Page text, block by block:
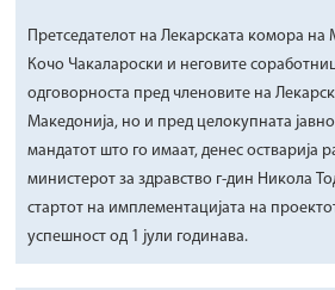
Претседателот на Лекарската комора
Кочо Чакалароски и неговите
одговорноста пред членовите на
Македонија, но и пред целокупната
мандатот што го имаат, денес остварија
министерот за здравство г-дин Никола
стартот на имплементацијата на
успешност од 1 јули годинава.